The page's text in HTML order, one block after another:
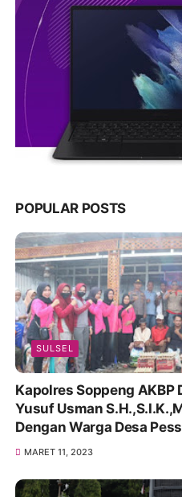
POPULAR POSTS
SULSEL
Kapolres Soppeng AKBP
Yusuf Usman
Dengan Warga Desa
MARET 11, 2023